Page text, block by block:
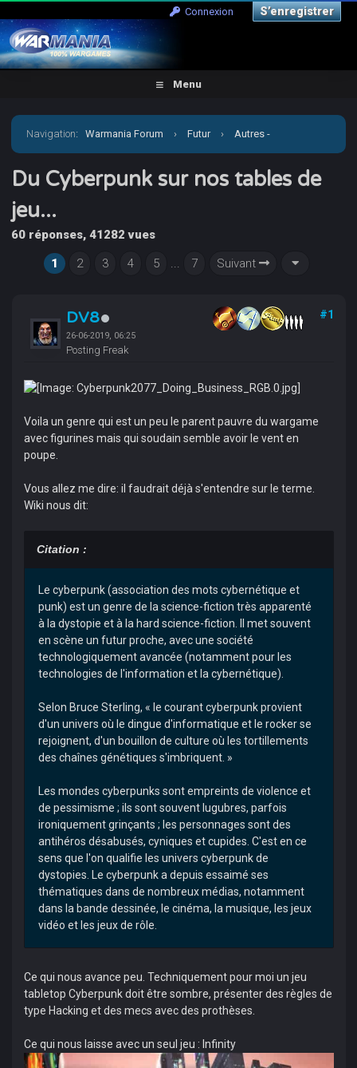
Connexion S’enregistrer
Menu
Navigation:Warmania Forum › Futur › Autres -
Escarmouches › Du Cyberpunk sur nos tables de jeu...
Du Cyberpunk sur nos tables de
jeu...
60 réponses, 41282 vues
1
2 3 4 5 ... 7 Suivant
DV8
26-06-2019, 06:25
Posting Freak
#1
Voila un genre qui est un peu le parent pauvre du wargame
avec figurines mais qui soudain semble avoir le vent en
poupe.
Vous allez me dire: il faudrait déjà s'entendre sur le terme.
Wiki nous dit:
Citation :
Le cyberpunk (association des mots cybernétique et
punk) est un genre de la science-fiction très apparenté
à la dystopie et à la hard science-fiction. Il met souvent
en scène un futur proche, avec une société
technologiquement avancée (notamment pour les
technologies de l'information et la cybernétique).
Selon Bruce Sterling, « le courant cyberpunk provient
d'un univers où le dingue d'informatique et le rocker se
rejoignent, d'un bouillon de culture où les tortillements
des chaînes génétiques s'imbriquent. »
Les mondes cyberpunks sont empreints de violence et
de pessimisme ; ils sont souvent lugubres, parfois
ironiquement grinçants ; les personnages sont des
antihéros désabusés, cyniques et cupides. C'est en ce
sens que l'on qualifie les univers cyberpunk de
dystopies. Le cyberpunk a depuis essaimé ses
thématiques dans de nombreux médias, notamment
dans la bande dessinée, le cinéma, la musique, les jeux
vidéo et les jeux de rôle.
Ce qui nous avance peu. Techniquement pour moi un jeu
tabletop Cyberpunk doit être sombre, présenter des règles de
type Hacking et des mecs avec des prothèses.
Ce qui nous laisse avec un seul jeu : Infinity